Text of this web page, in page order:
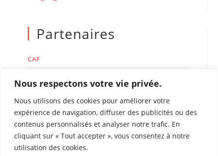
Nous respectons votre vie privée.
Nous utilisons des cookies pour améliorer votre
expérience de navigation, diffuser des publicités ou des
contenus personnalisés et analyser notre trafic. En
cliquant sur « Tout accepter », vous consentez à notre
utilisation des cookies.
Partenaires
CAF
Accueil de loisirs Léo Lagrange de Perpignan
Rue René Duguay Trouin 66000 Perpignan